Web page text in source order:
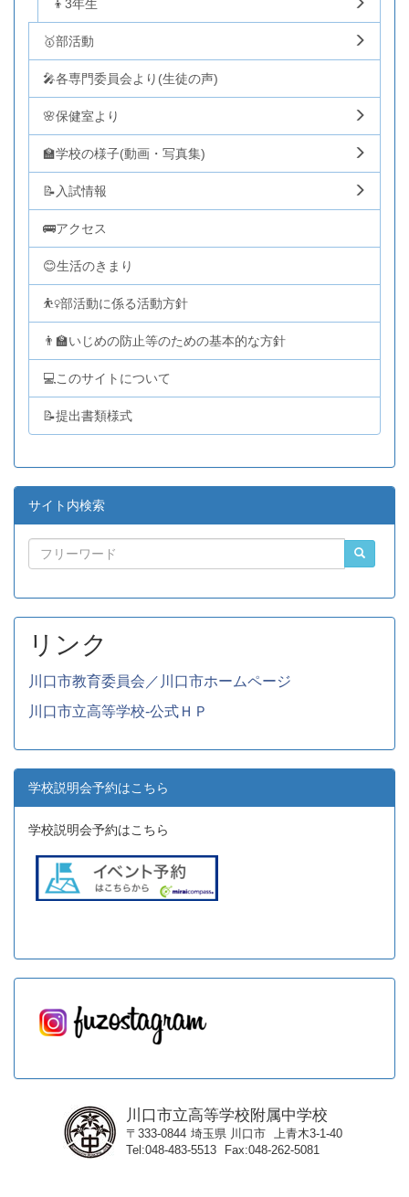
👦3年生
🥇部活動
🎤各専門委員会より(生徒の声)
🌸保健室より
🏫学校の様子(動画・写真集)
📝入試情報
🚌アクセス
😊生活のきまり
⛹️‍♀️部活動に係る活動方針
👨‍🏫いじめの防止等のための基本的な方針
💻このサイトについて
📝提出書類様式
サイト内検索
リンク
川口市教育委員会／川口市ホームページ
川口市立高等学校-公式ＨＰ
学校説明会予約はこちら
学校説明会予約はこちら
川口市立高等学校附属中学校
〒333-0844 埼玉県 川口市
上青木3-1-40
Tel 048-483-5513 Fax 048-262-5081